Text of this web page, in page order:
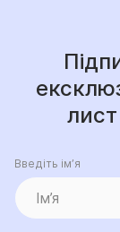
Введіть ім’я